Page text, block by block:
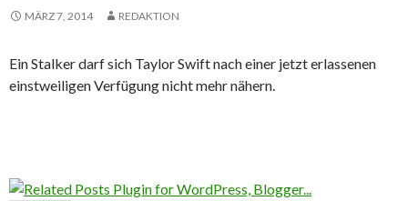
MÄRZ 7, 2014 REDAKTION
Ein Stalker darf sich Taylor Swift nach einer jetzt erlassenen
einstweiligen Verfügung nicht mehr nähern.